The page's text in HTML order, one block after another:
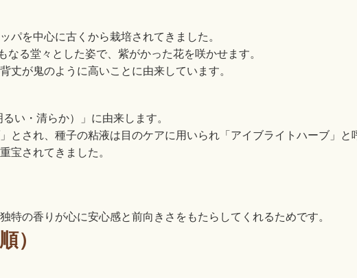
パを中心に古くから栽培されてきました。
る堂々とした姿で、紫がかった花を咲かせます。
丈が鬼のように高いことに由来しています。
い・清らか）」に由来します。
とされ、種子の粘液は目のケアに用いられ「アイブライトハーブ」と
宝されてきました。
特の香りが心に安心感と前向きさをもたらしてくれるためです。
）